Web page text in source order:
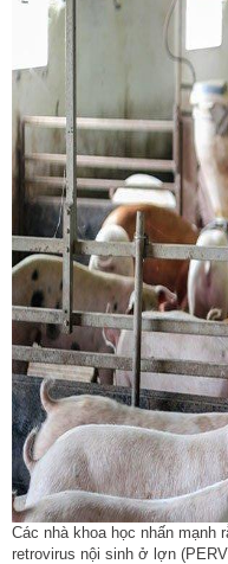
Các nhà khoa học nhấn mạnh
retrovirus nội sinh ở lợn